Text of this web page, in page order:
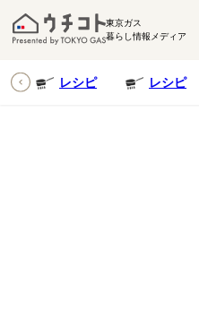
東京ガス
暮らし情報メディア
レシピ レシピ